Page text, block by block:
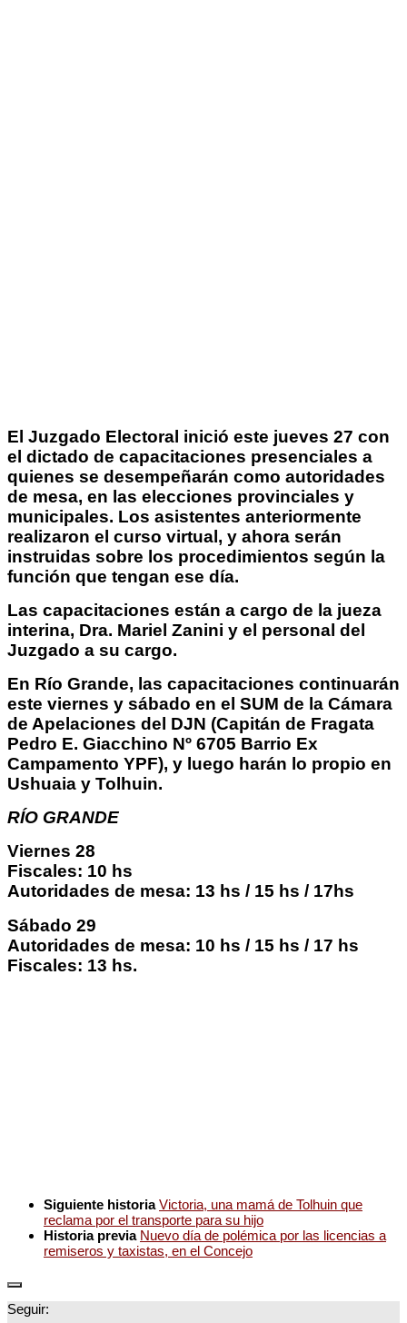
El Juzgado Electoral inició este jueves 27 con
el dictado de capacitaciones presenciales a
quienes se desempeñarán como autoridades
de mesa, en las elecciones provinciales y
municipales. Los asistentes anteriormente
realizaron el curso virtual, y ahora serán
instruidas sobre los procedimientos según la
función que tengan ese día.
Las capacitaciones están a cargo de la jueza
interina, Dra. Mariel Zanini y el personal del
Juzgado a su cargo.
En Río Grande, las capacitaciones continuarán
este viernes y sábado en el SUM de la Cámara
de Apelaciones del DJN (Capitán de Fragata
Pedro E. Giacchino Nº 6705 Barrio Ex
Campamento YPF), y luego harán lo propio en
Ushuaia y Tolhuin.
RÍO GRANDE
Viernes 28
Fiscales: 10 hs
Autoridades de mesa: 13 hs / 15 hs / 17hs
Sábado 29
Autoridades de mesa: 10 hs / 15 hs / 17 hs
Fiscales: 13 hs.
Siguiente historiaVictoria, una mamá de Tolhuin que
reclama por el transporte para su hijo
Historia previa Nuevo día de polémica por las licencias a
remiseros y taxistas, en el Concejo
Seguir: